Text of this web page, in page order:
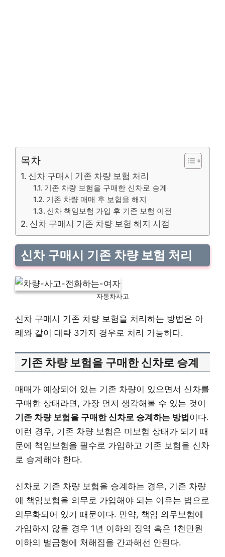
목차
신차 구매시 기존 차량 보험 처리
기존 차량 보험을 구매한 신차로 승계
기존 차량 매매 후 보험을 해지
신차 책임보험 가입 후 기존 보험 이전
신차 구매시 기존 차량 보험 해지 시점
신차 구매시 기존 차량 보험 처리
자동차사고
신차 구매시 기존 차량 보험을 처리하는 방법은 아
래와 같이 대략 3가지 경우로 처리 가능하다.
기존 차량 보험을 구매한 신차로 승계
매매가 예상되어 있는 기존 차량이 있으면서 신차를
구매한 상태라면, 가장 먼저 생각해볼 수 있는 것이
기존 차량 보험을 구매한 신차로 승계하는 방법이다.
이런 경우, 기존 차량 보험은 미보험 상태가 되기 때
문에 책임보험을 필수로 가입하고 기존 보험을 신차
로 승계해야 한다.
신차로 기존 차량 보험을 승계하는 경우, 기존 차량
에 책임보험을 의무로 가입해야 되는 이유는 법으로
의무화되어 있기 때문이다. 만약, 책임 의무보험에
가입하지 않을 경우 1년 이하의 징역 혹은 1천만원
이하의 벌금형에 처해짐을 간과해선 안된다.